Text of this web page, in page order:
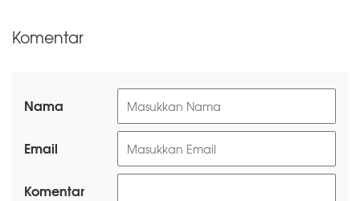
Komentar
Nama
Email
Komentar